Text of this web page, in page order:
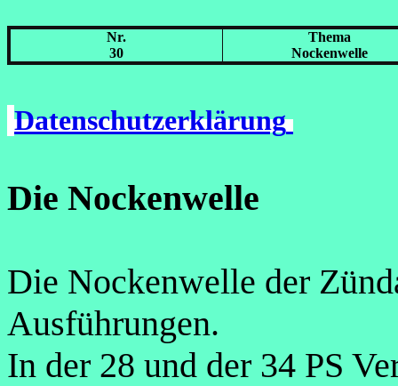
Nr.
30
Thema
Nockenwelle
Datenschutzerklärung
Die Nockenwelle
Die Nockenwelle der
Ausführungen.
In der 28 und der 34 PS